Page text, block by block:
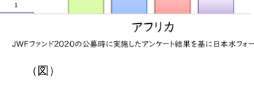
（図）